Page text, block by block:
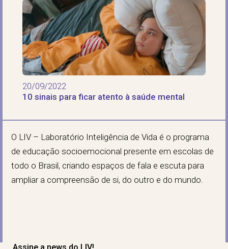
20/09/2022
10 sinais para ficar atento à saúde mental
O LIV – Laboratório Inteligência de Vida é o programa
de educação socioemocional presente em escolas de
todo o Brasil, criando espaços de fala e escuta para
ampliar a compreensão de si, do outro e do mundo.